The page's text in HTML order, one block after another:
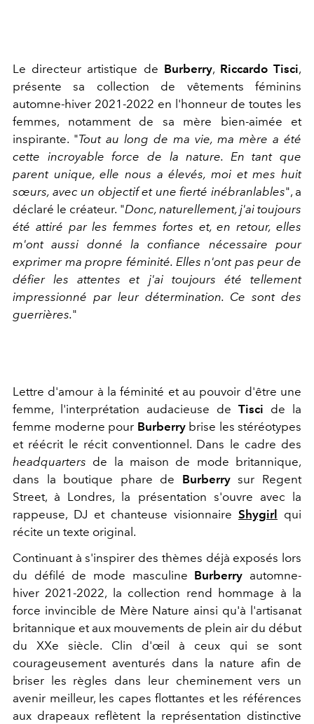
Le directeur artistique de Burberry, Riccardo Tisci,
présente sa collection de vêtements féminins
automne-hiver 2021-2022 en l'honneur de toutes les
femmes, notamment de sa mère bien-aimée et
inspirante. "Tout au long de ma vie, ma mère a été
cette incroyable force de la nature. En tant que
parent unique, elle nous a élevés, moi et mes huit
sœurs, avec un objectif et une fierté inébranlables", a
déclaré le créateur. "Donc, naturellement, j'ai toujours
été attiré par les femmes fortes et, en retour, elles
m'ont aussi donné la confiance nécessaire pour
exprimer ma propre féminité. Elles n'ont pas peur de
défier les attentes et j'ai toujours été tellement
impressionné par leur détermination. Ce sont des
guerrières."
Lettre d'amour à la féminité et au pouvoir d'être une
femme, l'interprétation audacieuse de Tisci de la
femme moderne pour Burberrybrise les stéréotypes
et réécrit le récit conventionnel. Dans le cadre des
headquarters de la maison de mode britannique,
dans la boutique phare de Burberrysur Regent
Street, à Londres, la présentation s'ouvre avec la
rappeuse, DJ et chanteuse visionnaire Shygirl
qui
récite un texte original.
Continuant à s'inspirer des thèmes déjà exposés lors
du défilé de mode masculine Burberry automne-
hiver 2021-2022, la collection rend hommage à la
force invincible de Mère Nature ainsi qu'à l'artisanat
britannique et aux mouvements de plein air du début
du XXe siècle. Clin d'œil à ceux qui se sont
courageusement aventurés dans la nature afin de
briser les règles dans leur cheminement vers un
avenir meilleur, les capes flottantes et les références
aux drapeaux reflètent la représentation distinctive